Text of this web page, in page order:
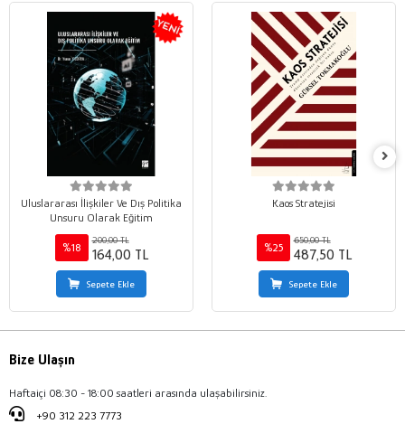
Uluslararası İlişkiler Ve Dış Politika
Unsuru Olarak Eğitim
%18
200,00 TL
164,00 TL
Sepete Ekle
Kaos Stratejisi
%25
650,00 TL
487,50 TL
Sepete Ekle
Bize Ulaşın
Haftaiçi 08:30 - 18:00 saatleri arasında ulaşabilirsiniz.
+90 312 223 7773